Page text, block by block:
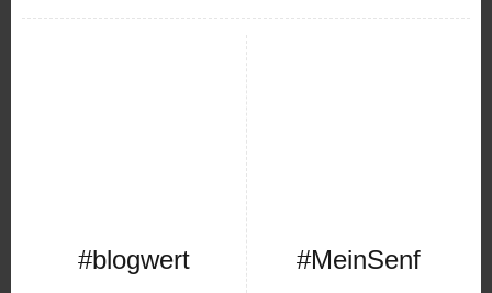
#blogwert #MeinSenf